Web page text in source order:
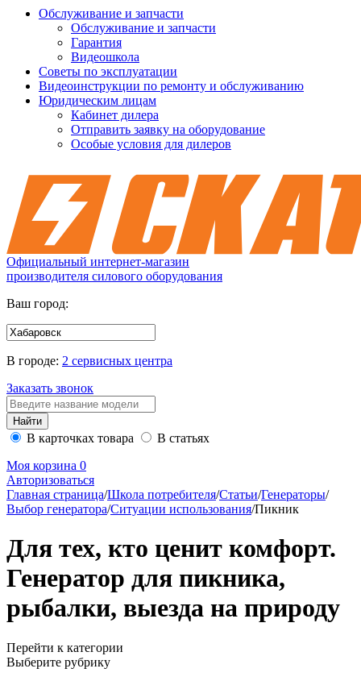
Обслуживание и запчасти
Обслуживание и запчасти
Гарантия
Видеошкола
Советы по эксплуатации
Видеоинструкции по ремонту и обслуживанию
Юридическим лицам
Кабинет дилера
Отправить заявку на оборудование
Особые условия для дилеров
Официальный интернет-магазин
производителя силового оборудования
Ваш город:
В городе: 2 сервисных центра
Заказать звонок
В карточках товара
В статьях
Моя корзина 0
Авторизоваться
Главная страница/Школа потребителя/Статьи/Генераторы/
Выбор генератора/Ситуации использования/Пикник
Для тех, кто ценит комфорт.
Генератор для пикника,
рыбалки, выезда на природу
Перейти к категории
Выберите рубрику